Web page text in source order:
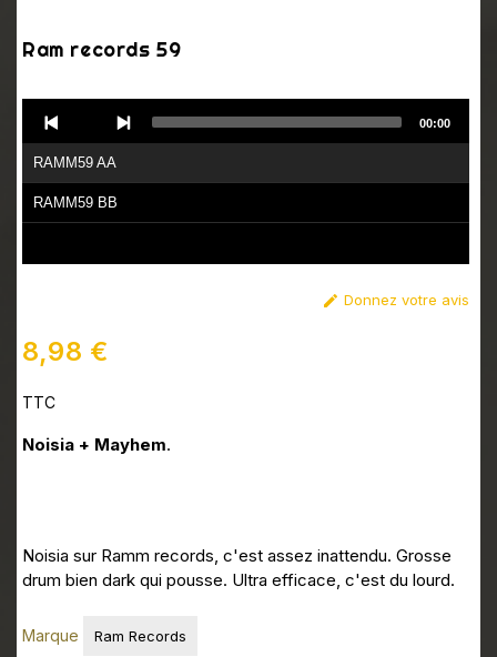
Ram records 59
Player
RAMM59 AA
RAMM59 BB
00:00
 Donnez votre avis
8,98 €
TTC
Noisia + Mayhem.
Noisia sur Ramm records, c'est assez inattendu. Grosse
drum bien dark qui pousse. Ultra efficace, c'est du lourd.
Marque Ram Records